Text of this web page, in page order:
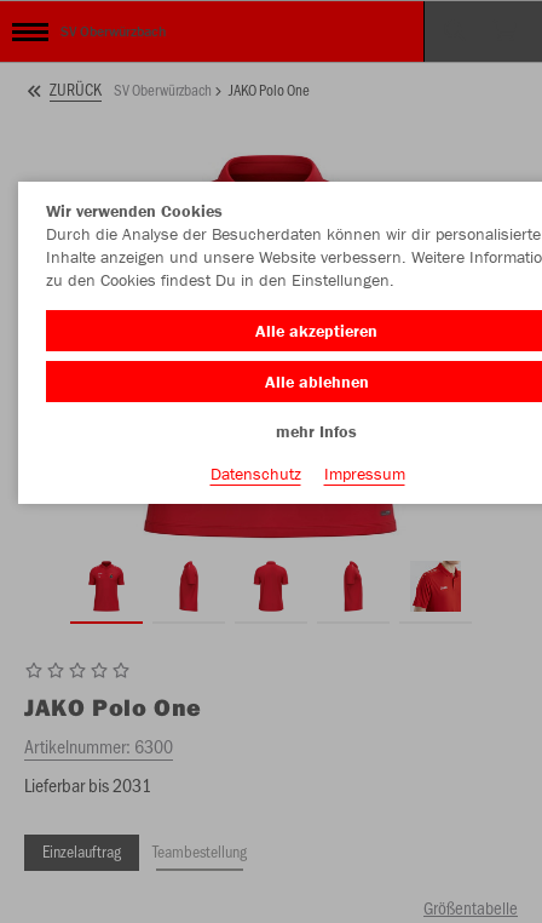
SV Oberwürzbach
ZURÜCK SV Oberwürzbach JAKO Polo One
JAKO Polo One
Artikelnummer: 6300
Lieferbar bis 2031
Einzelauftrag Teambestellung
Größentabelle
Wir verwenden Cookies
Durch die Analyse der Besucherdaten können wir dir personalisierte
Inhalte anzeigen und unsere Website verbessern. Weitere
zu den Cookies findest Du in den Einstellungen.
Alle akzeptieren
Alle ablehnen
mehr Infos
Datenschutz
Impressum